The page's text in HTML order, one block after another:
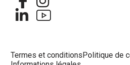
Termes et conditionsPolitique de